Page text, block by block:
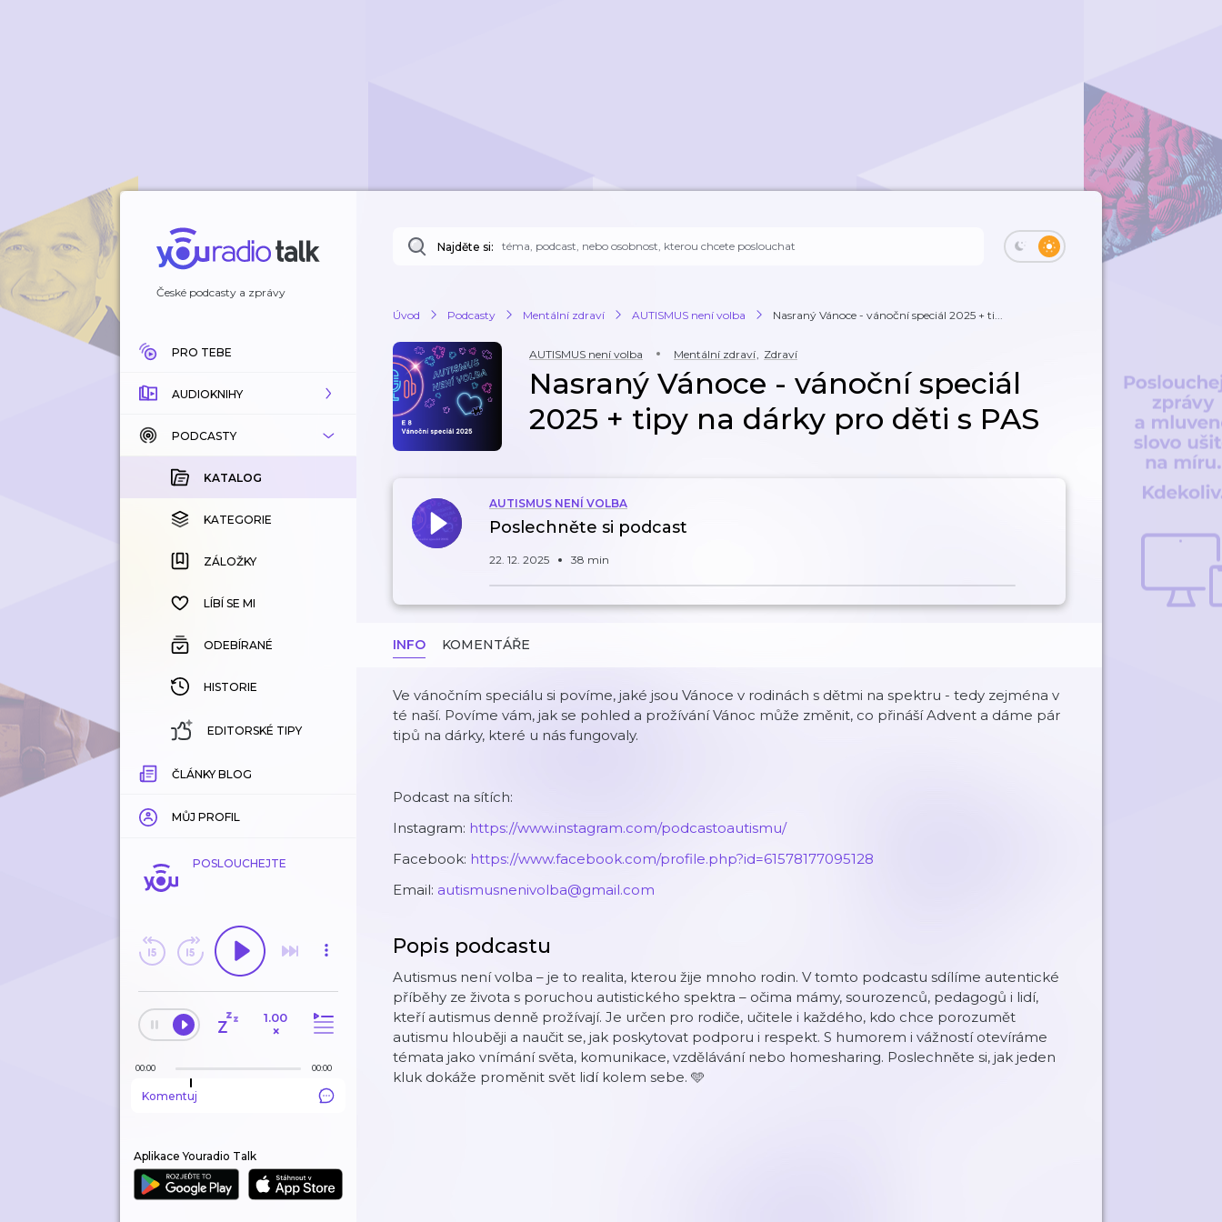
České podcasty a zprávy
PRO TEBE
AUDIOKNIHY
KATALOG
KOUPENÉ
KATEGORIE
ZÁLOŽKY
HISTORIE
PODCASTY
KATALOG
KATEGORIE
ZÁLOŽKY
LÍBÍ SE MI
ODEBÍRANÉ
HISTORIE
EDITORSKÉ TIPY
ČLÁNKY BLOG
MŮJ PROFIL
POSLOUCHEJTE
1.00
×
00:00 00:00
Komentuj
Aplikace Youradio Talk
Najděte si:
Úvod Podcasty Mentální zdraví AUTISMUS není volba Nasraný Vánoce - vánoční speciál 2025 + ti...
AUTISMUS není volba Mentální zdraví, Zdraví
Nasraný Vánoce - vánoční speciál
2025 + tipy na dárky pro děti s PAS
AUTISMUS NENÍ VOLBA
Poslechněte si podcast
22. 12. 2025 38 min
INFO KOMENTÁŘE
Ve vánočním speciálu si povíme, jaké jsou Vánoce v rodinách s dětmi na spektru - tedy zejména v
té naší. Povíme vám, jak se pohled a prožívání Vánoc může změnit, co přináší Advent a dáme pár
tipů na dárky, které u nás fungovaly.
Podcast na sítích:
Instagram: https://www.instagram.com/podcastoautismu/
Facebook: https://www.facebook.com/profile.php?id=61578177095128
Email: autismusnenivolba@gmail.com
Popis podcastu
Autismus není volba – je to realita, kterou žije mnoho rodin. V tomto podcastu sdílíme autentické
příběhy ze života s poruchou autistického spektra – očima mámy, sourozenců, pedagogů i lidí,
kteří autismus denně prožívají. Je určen pro rodiče, učitele i každého, kdo chce porozumět
autismu hlouběji a naučit se, jak poskytovat podporu i respekt. S humorem i vážností otevíráme
témata jako vnímání světa, komunikace, vzdělávání nebo homesharing. Poslechněte si, jak jeden
kluk dokáže proměnit svět lidí kolem sebe. 🩵